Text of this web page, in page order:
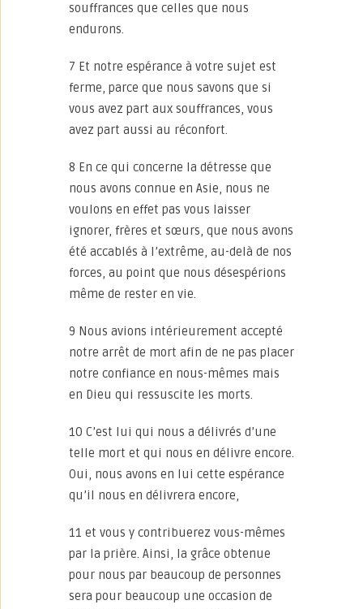
souffrances que celles que nous
endurons.
7 Et notre espérance à votre sujet est
ferme, parce que nous savons que si
vous avez part aux souffrances, vous
avez part aussi au réconfort.
8 En ce qui concerne la détresse que
nous avons connue en Asie, nous ne
voulons en effet pas vous laisser
ignorer, frères et sœurs, que nous avons
été accablés à l’extrême, au-delà de nos
forces, au point que nous désespérions
même de rester en vie.
9 Nous avions intérieurement accepté
notre arrêt de mort afin de ne pas placer
notre confiance en nous-mêmes mais
en Dieu qui ressuscite les morts.
10 C’est lui qui nous a délivrés d’une
telle mort et qui nous en délivre encore.
Oui, nous avons en lui cette espérance
qu’il nous en délivrera encore,
11 et vous y contribuerez vous-mêmes
par la prière. Ainsi, la grâce obtenue
pour nous par beaucoup de personnes
sera pour beaucoup une occasion de